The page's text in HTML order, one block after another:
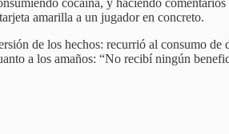
cocaína, y haciendo
amarilla a un jugador en concreto.
de los hechos: recurrió al consumo
a los amaños: “No recibí ningún